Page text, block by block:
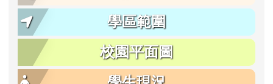
學區範圍
校園平面圖